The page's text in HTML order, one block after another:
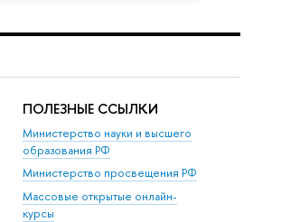
ПОЛЕЗНЫЕ ССЫЛКИ
Министерство науки и высшего
образования РФ
Министерство просвещения РФ
Массовые открытые онлайн-
курсы